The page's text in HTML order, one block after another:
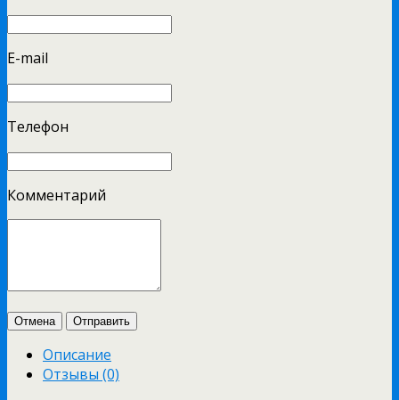
E-mail
Телефон
Комментарий
Отмена Отправить
Описание
Отзывы (0)